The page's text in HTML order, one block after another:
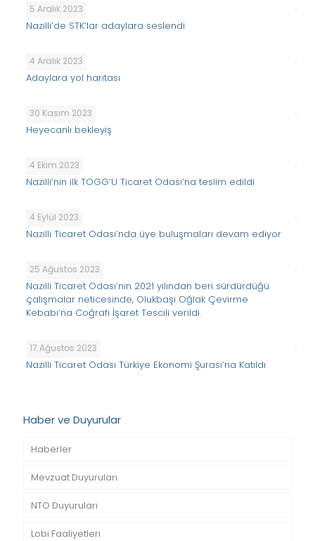
5 Aralık 2023
Nazilli’de STK’lar adaylara seslendi
4 Aralık 2023
Adaylara yol haritası
30 Kasım 2023
Heyecanlı bekleyiş
4 Ekim 2023
Nazilli’nin ilk TOGG’U Ticaret Odası’na teslim edildi
4 Eylül 2023
Nazilli Ticaret Odası’nda üye buluşmaları devam ediyor
25 Ağustos 2023
Nazilli Ticaret Odası’nın 2021 yılından beri sürdürdüğü
çalışmalar neticesinde, Olukbaşı Oğlak Çevirme
Kebabı’na Coğrafi İşaret Tescili verildi.
17 Ağustos 2023
Nazilli Ticaret Odası Türkiye Ekonomi Şurası’na Katıldı
Haber ve Duyurular
Haberler
Mevzuat Duyuruları
NTO Duyuruları
Lobi Faaliyetleri